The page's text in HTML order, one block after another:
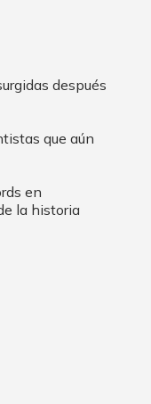
después
que aún
en
la historia